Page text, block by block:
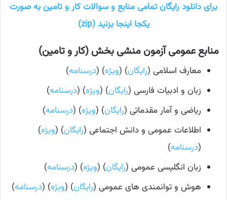
برای دانلود رایگان تمامی منابع و سوالات کار و تامین به صورت
یکجا اینجا بزنید (zip)
منابع عمومی آزمون منشی بخش (کار و تامین)
معارف اسلامی (رایگان) (ویژه) (درسنامه)
زبان و ادبیات فارسی (رایگان) (ویژه) (درسنامه)
ریاضی و آمار مقدماتی (رایگان) (ویژه) (درسنامه)
اطلاعات عمومی و دانش اجتماعی (رایگان) (ویژه)
(درسنامه)
زبان انگلیسی عمومی (رایگان) (ویژه) (درسنامه)
هوش و توانمندی های عمومی (رایگان) (ویژه) (درسنامه)